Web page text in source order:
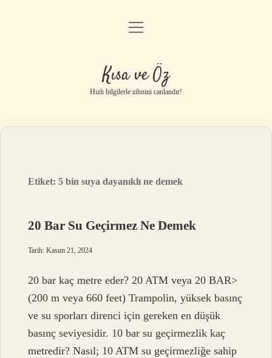
Anasayfa
Gizlilik Politikası
Yasal Uyarı
menüyü
Kısa ve Öz
Hızlı bilgilerle zihnini canlandır!
Etiket:5 bin suya dayanıklı ne demek
20 Bar Su Geçirmez Ne Demek
Tarih: Kasım 21, 2024
20 bar kaç metre eder? 20 ATM veya 20 BAR>
(200 m veya 660 feet) Trampolin, yüksek basınç
ve su sporları direnci için gereken en düşük
basınç seviyesidir. 10 bar su geçirmezlik kaç
metredir? Nasıl; 10 ATM su geçirmezliğe sahip